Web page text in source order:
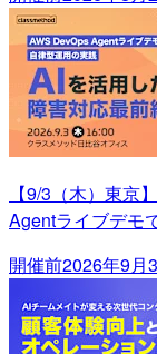
【9/3（木）東京
Agentライブデモ
開催前2026年9月